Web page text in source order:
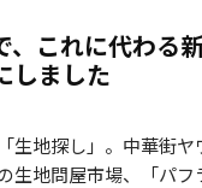
、これに代わる
しました
生地探し」。中華街
生地問屋市場、「パ